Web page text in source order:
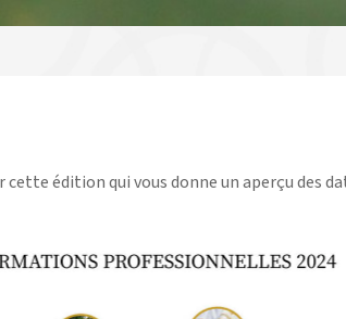
édition qui vous donne un aperçu des